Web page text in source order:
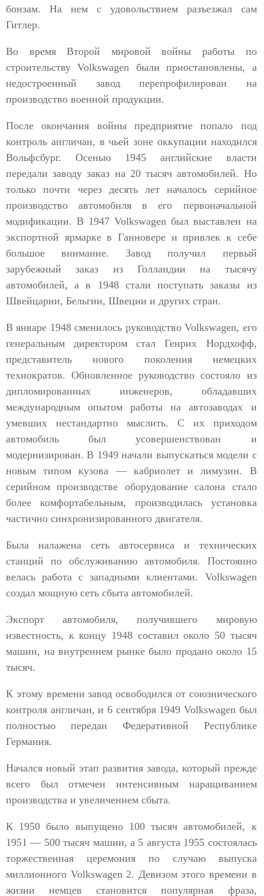
бонзам. На нем с удовольствием разъезжал сам
Гитлер.
Во время Второй мировой войны работы по
строительству Volkswagen были приостановлены, а
недостроенный завод перепрофилирован на
производство военной продукции.
После окончания войны предприятие попало под
контроль англичан, в чьей зоне оккупации находился
Вольфсбург. Осенью 1945 английские власти
передали заводу заказ на 20 тысяч автомобилей. Но
только почти через десять лет началось серийное
производство автомобиля в его первоначальной
модификации. В 1947 Volkswagen был выставлен на
экспортной ярмарке в Ганновере и привлек к себе
большое внимание. Завод получил первый
зарубежный заказ из Голландии на тысячу
автомобилей, а в 1948 стали поступать заказы из
Швейцарии, Бельгии, Швеции и других стран.
В январе 1948 сменилось руководство Volkswagen, его
генеральным директором стал Генрих Нордхофф,
представитель нового поколения немецких
технократов. Обновленное руководство состояло из
дипломированных инженеров, обладавших
международным опытом работы на автозаводах и
умевших нестандартно мыслить. С их приходом
автомобиль был усовершенствован и
модернизирован. В 1949 начали выпускаться модели с
новым типом кузова — кабриолет и лимузин. В
серийном производстве оборудование салона стало
более комфортабельным, производилась установка
частично синхронизированного двигателя.
Была налажена сеть автосервиса и технических
станций по обслуживанию автомобиля. Постоянно
велась работа с западными клиентами. Volkswagen
создал мощную сеть сбыта автомобилей.
Экспорт автомобиля, получившего мировую
известность, к концу 1948 составил около 50 тысяч
машин, на внутреннем рынке было продано около 15
тысяч.
К этому времени завод освободился от союзнического
контроля англичан, и 6 сентября 1949 Volkswagen был
полностью передан Федеративной Республике
Германия.
Начался новый этап развития завода, который прежде
всего был отмечен интенсивным наращиванием
производства и увеличением сбыта.
К 1950 было выпущено 100 тысяч автомобилей, к
1951 — 500 тысяч машин, а 5 августа 1955 состоялась
торжественная церемония по случаю выпуска
миллионного Volkswagen 2. Девизом этого времени в
жизни немцев становится популярная фраза,